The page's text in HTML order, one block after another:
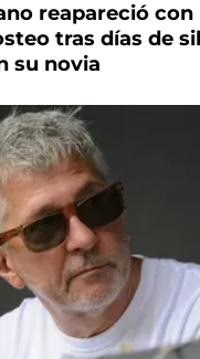
reapareció con
tras días de
su novia